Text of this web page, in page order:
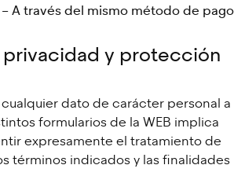
– A través del mismo método de pago
y protección
dato de carácter personal a
formularios de la WEB implica
expresamente el tratamiento de
términos indicados y las finalidades